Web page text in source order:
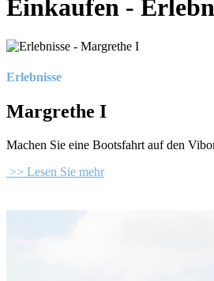
Einkaufen -
Erlebnisse
Margrethe I
Machen Sie eine Bootsfahrt auf den
>> Lesen Sie mehr